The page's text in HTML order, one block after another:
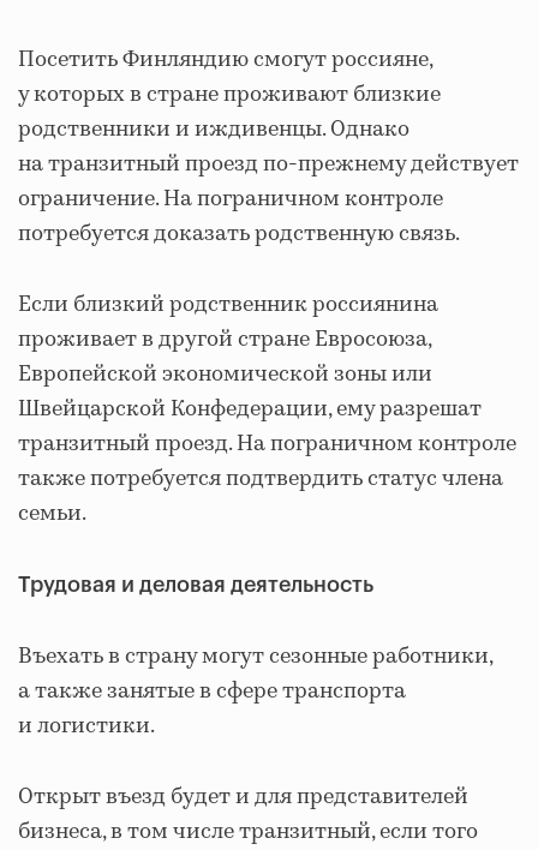
Посетить Финляндию смогут россияне,
у которых в стране проживают близкие
родственники и иждивенцы. Однако
на транзитный проезд по-прежнему действует
ограничение. На пограничном контроле
потребуется доказать родственную связь.
Если близкий родственник россиянина
проживает в другой стране Евросоюза,
Европейской экономической зоны или
Швейцарской Конфедерации, ему разрешат
транзитный проезд. На пограничном контроле
также потребуется подтвердить статус члена
семьи.
Трудовая и деловая деятельность
Въехать в страну могут сезонные работники,
а также занятые в сфере транспорта
и логистики.
Открыт въезд будет и для представителей
бизнеса, в том числе транзитный, если того